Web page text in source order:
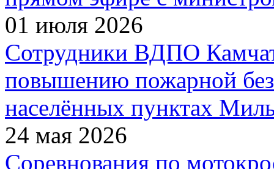
01 июля 2026
Сотрудники ВДПО
повышению пожарной
населённых пунктах
24 мая 2026
Соревнования по